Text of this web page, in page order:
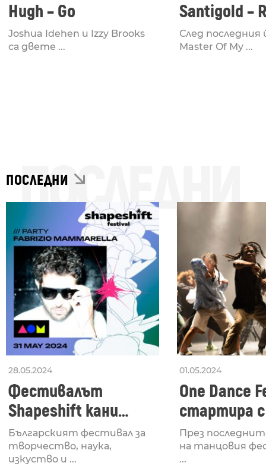
Hugh – Go
Joshua Idehen и Izzy Brooks
са двете ...
Santigold –
След последния
Master Of My ...
ПОСЛЕДНИ
ПОСЛЕДНИ
28.05.2024
Фестивалът
Shapeshift кани
Fabrizio Mammarella
за откриването си
Българският фестивал за
творчество, наука,
изкуство и ...
01.05.2024
One Dance
стартира
Lucid,
рейв
През
на танцовия
...